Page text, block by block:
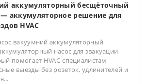
аккумуляторный бесщёточный
аккумуляторное решение для
HVAC
вакуумний аккумуляторный
насос для эвакуации
помогает HVAC-специалистам
выезды без розеток, удлинителей и